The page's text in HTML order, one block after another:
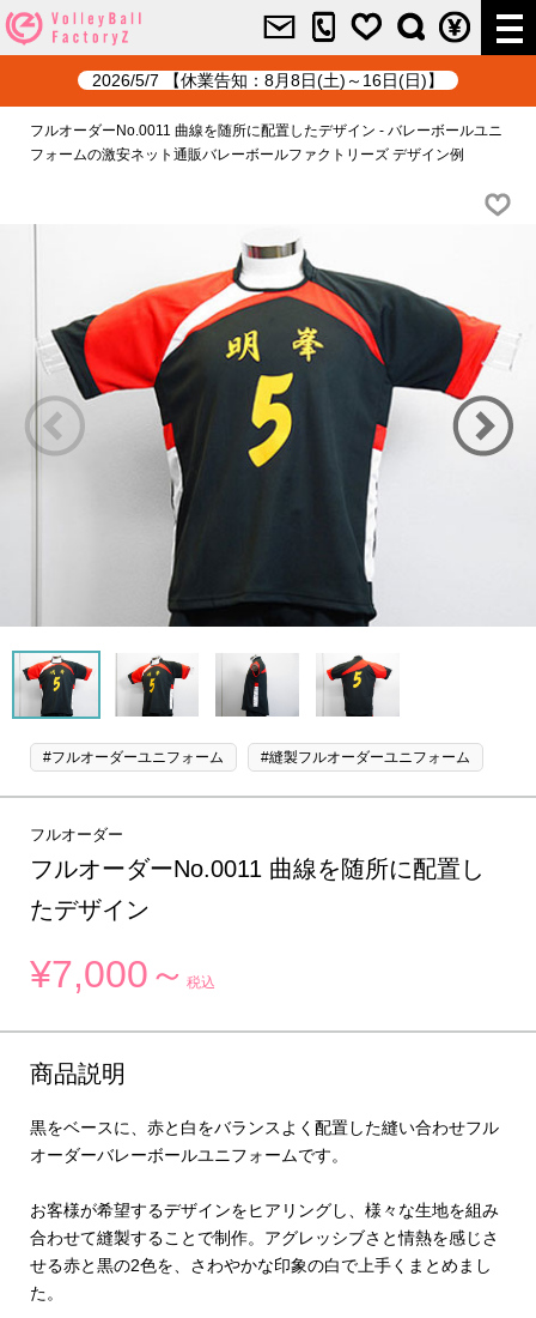
2026/5/7 【休業告知：8月8日(土)～16日(日)】
フルオーダーNo.0011 曲線を随所に配置したデザイン - バレーボールユニ
フォームの激安ネット通販バレーボールファクトリーズ デザイン例
#フルオーダーユニフォーム #縫製フルオーダーユニフォーム
フルオーダー
フルオーダーNo.0011 曲線を随所に配置し
たデザイン
¥7,000～税込
商品説明
黒をベースに、赤と白をバランスよく配置した縫い合わせフル
オーダーバレーボールユニフォームです。
お客様が希望するデザインをヒアリングし、様々な生地を組み
合わせて縫製することで制作。アグレッシブさと情熱を感じさ
せる赤と黒の2色を、さわやかな印象の白で上手くまとめまし
た。